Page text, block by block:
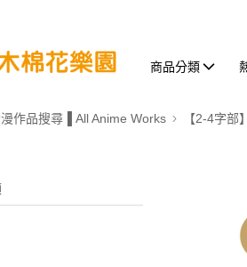
商品分類
漫作品搜尋▐ All Anime Works 【2-4字部